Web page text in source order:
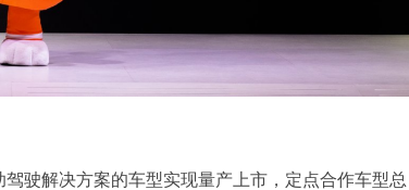
驶解决方案的车型实现量产上市，定点合作车型总